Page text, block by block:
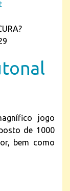
jogo
de 1000
bem como